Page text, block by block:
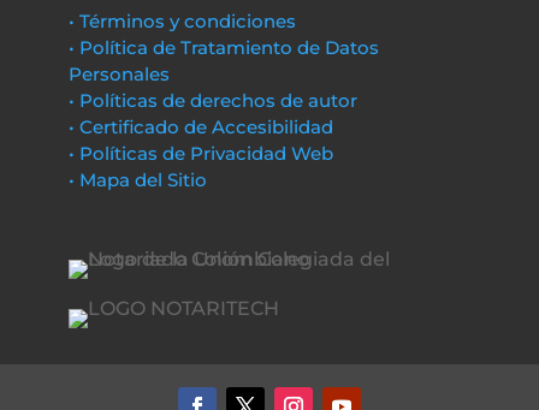
• Términos y condiciones
• Política de Tratamiento de Datos
Personales
• Políticas de derechos de autor
• Certificado de Accesibilidad
• Políticas de Privacidad Web
• Mapa del Sitio